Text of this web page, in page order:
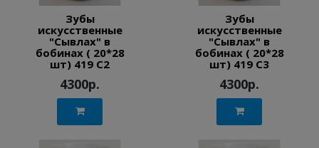
Зубы
искусственные
"Сывлах" в
бобинах ( 20*28
шт) 419 C2
4300р.
Зубы
искусственные
"Сывлах" в
бобинах ( 20*28
шт) 419 C3
4300р.